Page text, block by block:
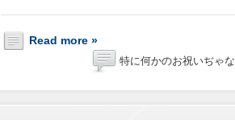
Read more »
特に何かのお祝いぢゃ